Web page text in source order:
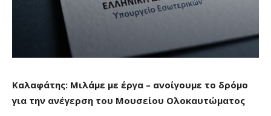
Καλαφάτης: Μιλάμε με έργα – ανοίγουμε το δρόμο
για την ανέγερση του Μουσείου Ολοκαυτώματος